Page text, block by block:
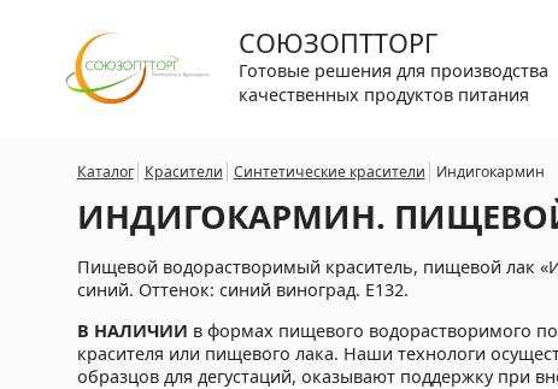
Каталог Красители Синтетические красители Индигокармин
ИНДИГОКАРМИН.
Пищевой водорастворимый краситель, пищевой лак
синий. Оттенок: синий виноград. E132.
В НАЛИЧИИ в формах пищевого водорастворимого
красителя или пищевого лака. Наши технологи
образцов для дегустаций, оказывают поддержку при
СОЮЗОПТТОРГ
Готовые решения для производства
качественных продуктов питания